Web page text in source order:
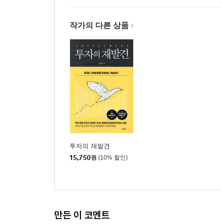
작가의 다른 상품
투자의 재발견
15,750원 (10% 할인)
만든 이 코멘트